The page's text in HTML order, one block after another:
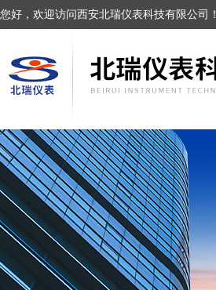
您好，欢迎访问西安北瑞仪表科技有限公司！